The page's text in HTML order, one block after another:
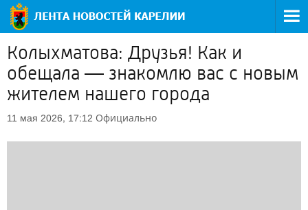
Колыхматова: Друзья! Как и
обещала — знакомлю вас с новым
жителем нашего города
11 мая 2026, 17:12 Официально